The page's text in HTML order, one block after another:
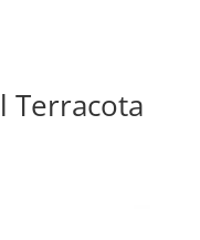
Terracota